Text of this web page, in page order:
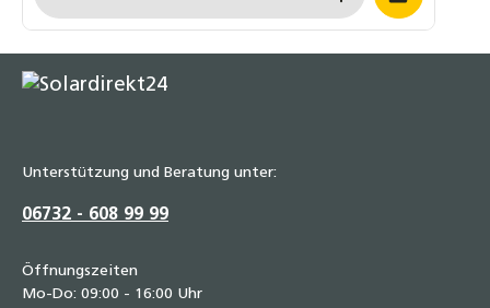
ausschließlich für STI FINO Flachkollektoren geeignet. Für
Kollektoren anderer Hersteller ist dieses Set nicht
Unterstützung und Beratung unter:
06732 - 608 99 99
Öffnungszeiten
Mo-Do: 09:00 - 16:00 Uhr